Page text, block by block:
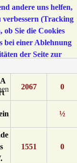
2067 0
½
1551 0
andere uns helfen,
verbessern (Tracking
ob Sie die Cookies
bei einer Ablehnung
der Seite zur